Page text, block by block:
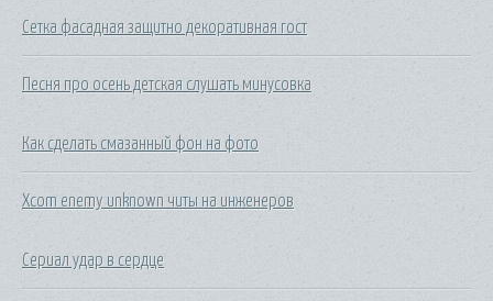
Сетка фасадная защитно декоративная гост
Песня про осень детская слушать минусовка
Как сделать смазанный фон на фото
Xcom enemy unknown читы на инженеров
Сериал удар в сердце